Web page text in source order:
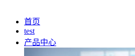
首页
test
产品中心